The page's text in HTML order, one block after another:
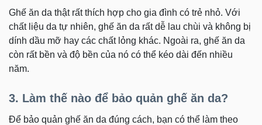
Ghế ăn da thật rất thích hợp cho gia đình có trẻ nhỏ. Với
chất liệu da tự nhiên, ghế ăn da rất dễ lau chùi và không bị
dính dầu mỡ hay các chất lỏng khác. Ngoài ra, ghế ăn da
còn rất bền và độ bền của nó có thể kéo dài đến nhiều
năm.
3. Làm thế nào để bảo quản ghế ăn da?
Để bảo quản ghế ăn da đúng cách, bạn có thể làm theo